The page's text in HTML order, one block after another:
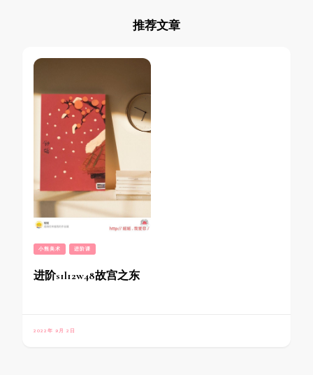
推荐文章
小熊美术 进阶课
进阶s1l12w48故宫之东
2022年 9月 2日